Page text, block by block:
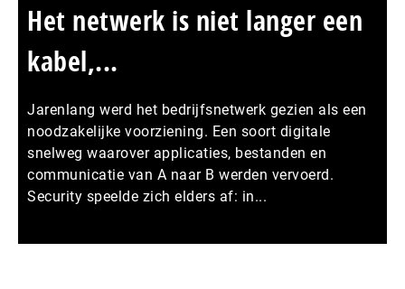
Het netwerk is niet langer een
kabel,...
Jarenlang werd het bedrijfsnetwerk gezien als een
noodzakelijke voorziening. Een soort digitale
snelweg waarover applicaties, bestanden en
communicatie van A naar B werden vervoerd.
Security speelde zich elders af: in...